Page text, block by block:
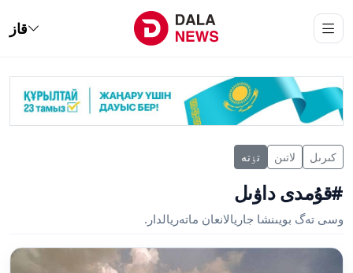
قاز
كىرىل لاتىن تٶتە
#قۇمدى داۋىل
وسى تەگ بويىنشا جاريالانعان ماتەريالدار.